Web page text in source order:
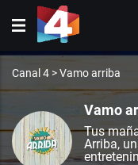
Canal 4 >Vamo arriba
Vamo
Tus
Arriba,